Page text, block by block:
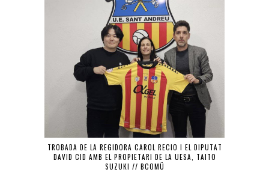
TROBADA DE LA REGIDORA CAROL RECIO I EL DIPUTAT
DAVID CID AMB EL PROPIETARI DE LA UESA, TAITO
SUZUKI // BCOMÜ